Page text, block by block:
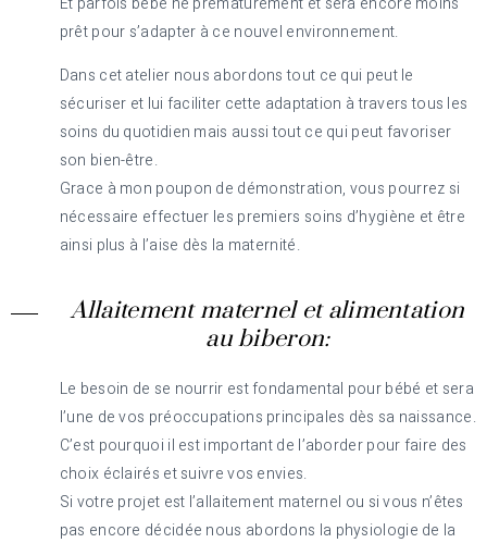
prêt pour s’adapter à ce nouvel environnement.
Dans cet atelier nous abordons tout ce qui peut le
sécuriser et lui faciliter cette adaptation à travers tous les
soins du quotidien mais aussi tout ce qui peut favoriser
son bien-être.
Grace à mon poupon de démonstration, vous pourrez si
nécessaire effectuer les premiers soins d’hygiène et être
ainsi plus à l’aise dès la maternité.
Allaitement maternel et alimentation
au biberon:
Le besoin de se nourrir est fondamental pour bébé et sera
l’une de vos préoccupations principales dès sa naissance.
C’est pourquoi il est important de l’aborder pour faire des
choix éclairés et suivre vos envies.
Si votre projet est l’allaitement maternel ou si vous n’êtes
pas encore décidée nous abordons la physiologie de la